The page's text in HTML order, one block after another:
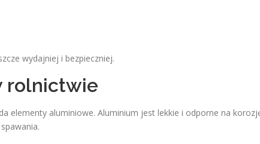
wydajniej i bezpieczniej.
rolnictwie
elementy aluminiowe. Aluminium jest lekkie i odporne na